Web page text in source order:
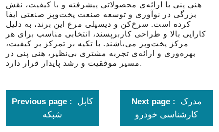
هنی پنی با ارائه‌ی محصولاتی پیشرفته و با کیفیت، نقش
بزرگی در نوآوری و توسعه صنعت پخت‌وپز صنعتی ایفا
کرده است. سرخ‌کن و دیسپلی مرغ این برند، به دلیل
کارایی بالا و طراحی کاربرپسند، انتخابی مناسب برای هر
مرکز پخت‌وپز می‌باشند. با تکیه بر تمرکز بر کیفیت،
بهره‌وری و ارائه‌ی تجربه مشتری بی‌نظیر، هنی پنی در
مسیر موفقیت و رشد پایدار قرار دارد.
Previous page
کابل
شبکه
Next page
مدرک
کارشناسی خودرو